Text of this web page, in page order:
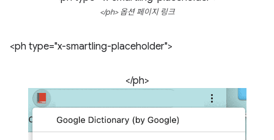
</ph> 옵션 페이지 링크
<ph type="x-smartling-placeholder">
</ph>